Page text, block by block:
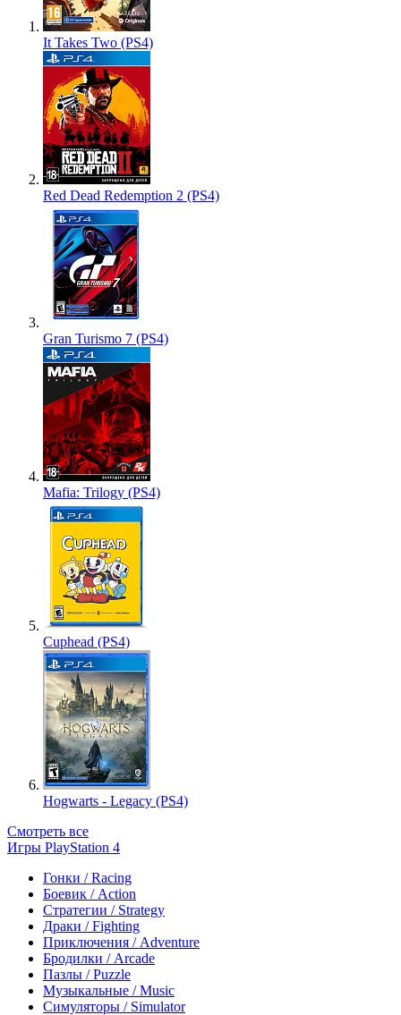
It Takes Two (PS4)
Red Dead Redemption 2 (PS4)
Gran Turismo 7 (PS4)
Mafia: Trilogy (PS4)
Cuphead (PS4)
Hogwarts - Legacy (PS4)
Смотреть все
Игры PlayStation 4
Гонки / Racing
Боевик / Action
Стратегии / Strategy
Драки / Fighting
Приключения / Adventure
Бродилки / Arcade
Пазлы / Puzzle
Музыкальные / Music
Симуляторы / Simulator